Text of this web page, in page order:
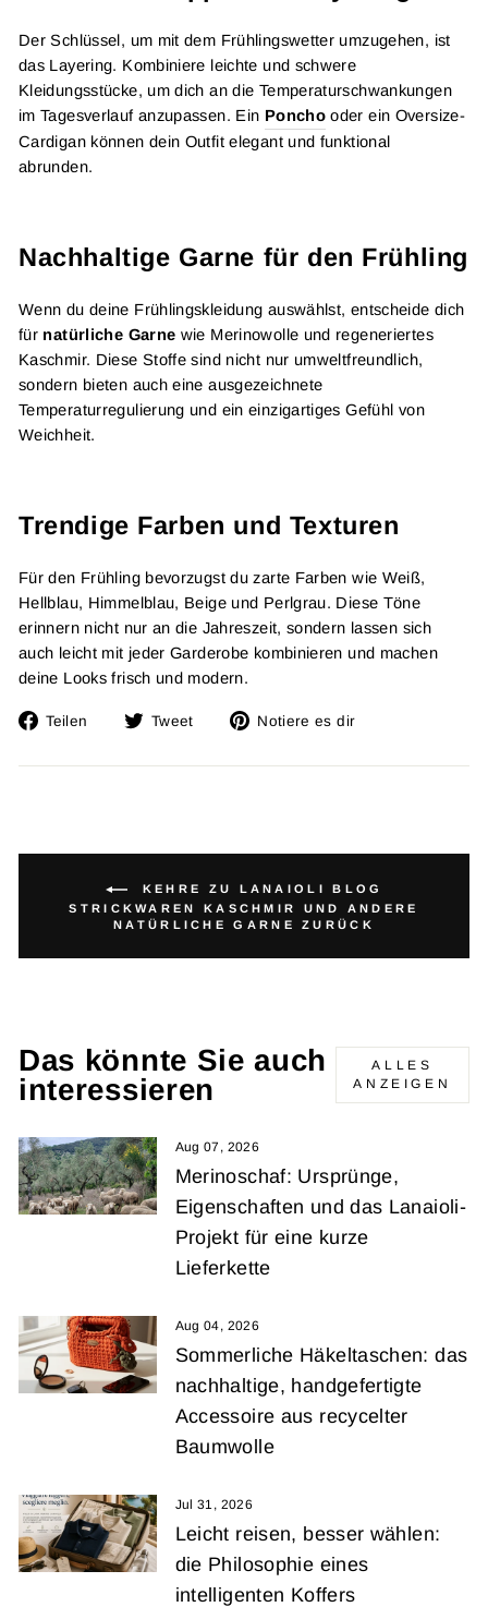
Der Schlüssel, um mit dem Frühlingswetter umzugehen, ist
das Layering. Kombiniere leichte und schwere
Kleidungsstücke, um dich an die Temperaturschwankungen
im Tagesverlauf anzupassen. Ein Poncho oder ein Oversize-
Cardigan können dein Outfit elegant und funktional
abrunden.
Nachhaltige Garne für den Frühling
Wenn du deine Frühlingskleidung auswählst, entscheide dich
für natürliche Garne wie Merinowolle und regeneriertes
Kaschmir. Diese Stoffe sind nicht nur umweltfreundlich,
sondern bieten auch eine ausgezeichnete
Temperaturregulierung und ein einzigartiges Gefühl von
Weichheit.
Trendige Farben und Texturen
Für den Frühling bevorzugst du zarte Farben wie Weiß,
Hellblau, Himmelblau, Beige und Perlgrau. Diese Töne
erinnern nicht nur an die Jahreszeit, sondern lassen sich
auch leicht mit jeder Garderobe kombinieren und machen
deine Looks frisch und modern.
Teilen
Auf
teilen
Tweet
Twitta
Twitter
Notiere es dir
Pin
KEHRE ZU LANAIOLI BLOG
STRICKWAREN KASCHMIR UND ANDERE
NATÜRLICHE GARNE ZURÜCK
Das könnte Sie auch
interessieren
ALLES
ANZEIGEN
Aug 07, 2026
Merinoschaf: Ursprünge,
Eigenschaften und das Lanaioli-
Projekt für eine kurze
Lieferkette
Aug 04, 2026
Sommerliche Häkeltaschen: das
nachhaltige, handgefertigte
Accessoire aus recycelter
Baumwolle
Jul 31, 2026
Leicht reisen, besser wählen:
die Philosophie eines
intelligenten Koffers